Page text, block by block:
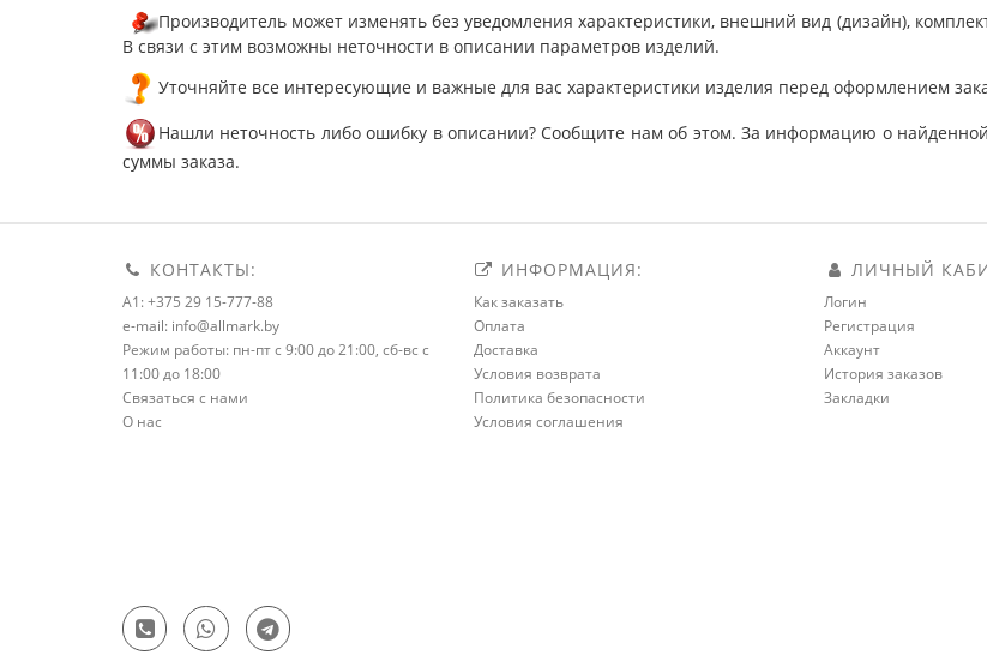
Производитель может изменять без уведомления характеристики, внешний вид (дизайн),
В связи с этим возможны неточности в описании параметров изделий.
Уточняйте все интересующие и важные для вас характеристики изделия перед оформлением
Нашли неточность либо ошибку в описании? Сообщите нам об этом. За информацию о
суммы заказа.
КОНТАКТЫ:
A1: +375 29 15-777-88
e-mail: info@allmark.by
Режим работы: пн-пт с 9:00 до 21:00, сб-вс с
11:00 до 18:00
Связаться с нами
О нас
ИНФОРМАЦИЯ:
Как заказать
Оплата
Доставка
Условия возврата
Политика безопасности
Условия соглашения
ЛИЧНЫЙ
Логин
Регистрация
Аккаунт
История заказов
Закладки